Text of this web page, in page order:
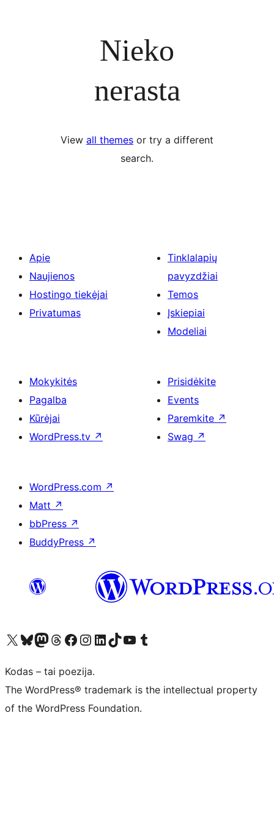
Nieko
nerasta
View all themes or try a different
search.
Apie
Naujienos
Hostingo tiekėjai
Privatumas
Tinklalapių
pavyzdžiai
Temos
Įskiepiai
Modeliai
Mokykitės
Pagalba
Kūrėjai
WordPress.tv ↗
Prisidėkite
Events
Paremkite ↗
Swag ↗
WordPress.com ↗
Matt ↗
bbPress ↗
BuddyPress ↗
Visit our X (formerly Twitter) account
Apsilankykite mūsų Bluesky paskyroje
Visit our Mastodon account
Apsilankykite mūsų Threads paskyroje
Visit our Facebook page
Visit our Instagram account
Visit our LinkedIn account
Apsilankykite mūsų TikTok paskyroje
Visit our YouTube channel
Apsilankykite mūsų Tumblr paskyroje
Kodas – tai poezija.
The WordPress® trademark is the intellectual property
of the WordPress Foundation.